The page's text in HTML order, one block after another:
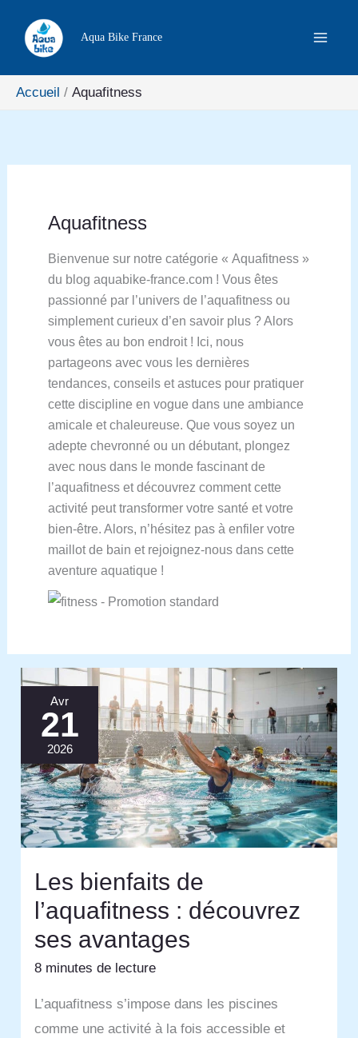
contenu
Aqua Bike France
Accueil Aquafitness
Aquafitness
Bienvenue sur notre catégorie « Aquafitness »
du blog aquabike-france.com ! Vous êtes
passionné par l’univers de l’aquafitness ou
simplement curieux d’en savoir plus ? Alors
vous êtes au bon endroit ! Ici, nous
partageons avec vous les dernières
tendances, conseils et astuces pour pratiquer
cette discipline en vogue dans une ambiance
amicale et chaleureuse. Que vous soyez un
adepte chevronné ou un débutant, plongez
avec nous dans le monde fascinant de
l’aquafitness et découvrez comment cette
activité peut transformer votre santé et votre
bien-être. Alors, n’hésitez pas à enfiler votre
maillot de bain et rejoignez-nous dans cette
aventure aquatique !
Avr
21
2026
Les bienfaits de
l’aquafitness : découvrez
ses avantages
8 minutes de lecture
L’aquafitness s’impose dans les piscines
comme une activité à la fois accessible et